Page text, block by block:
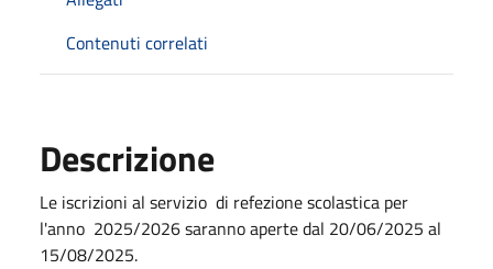
Contenuti correlati
Descrizione
Le iscrizioni al servizio di refezione scolastica per
l'anno 2025/2026 saranno aperte dal 20/06/2025 al
15/08/2025.